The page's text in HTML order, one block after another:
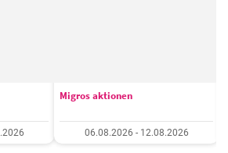
Migros aktionen
06.08.2026 - 12.08.2026